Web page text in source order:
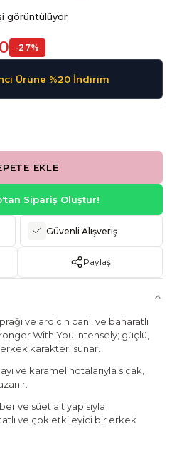
görüntülüyor
-27%
Ürüne %20 İndirim
EKLE
Sipariş Oluştur!
Güvenli Alışveriş
Paylaş
ve ardıcın canlı ve baharatlı
With You Intensely; güçlü,
erkek karakteri sunar.
ve karamel notalarıyla sıcak,
ve süet alt yapısıyla
tatlı ve çok etkileyici bir erkek